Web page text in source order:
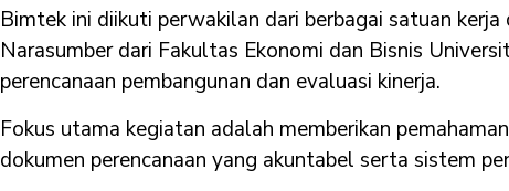
Bimtek ini diikuti perwakilan dari berbagai satuan kerja
Narasumber dari Fakultas Ekonomi dan Bisnis
perencanaan pembangunan dan evaluasi kinerja.
Fokus utama kegiatan adalah memberikan
dokumen perencanaan yang akuntabel serta sistem